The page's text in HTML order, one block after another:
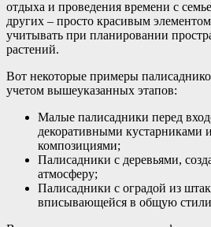
отдыха и проведения времени с
других – просто красивым
учитывать при планировании
растений.
Вот некоторые примеры
учетом вышеуказанных этапов:
Малые палисадники перед
декоративными кустарниками
композициями;
Палисадники с деревьями,
атмосферу;
Палисадники с оградой из
вписывающейся в общую